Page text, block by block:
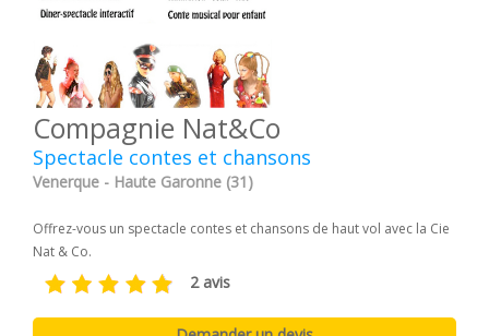
Compagnie Nat&Co
Spectacle contes et chansons
Venerque - Haute Garonne (31)
Offrez-vous un spectacle contes et chansons de haut vol avec la Cie
Nat & Co.
2 avis